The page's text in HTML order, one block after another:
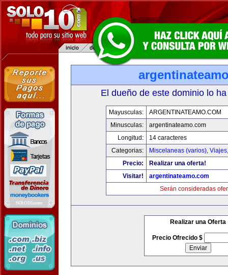
El dueño de este dominio lo
Mayusculas:
ARGENTINATEAMO.COM
Minusculas:
argentinateamo.com
Longitud:
14 caracteres
Categorias:
Miscelaneas (varios),
Precio:
Realizar una oferta!
Visitar!
argentinateamo.com
Serán consideradas
Realizar una Oferta
Precio Ofrecido $